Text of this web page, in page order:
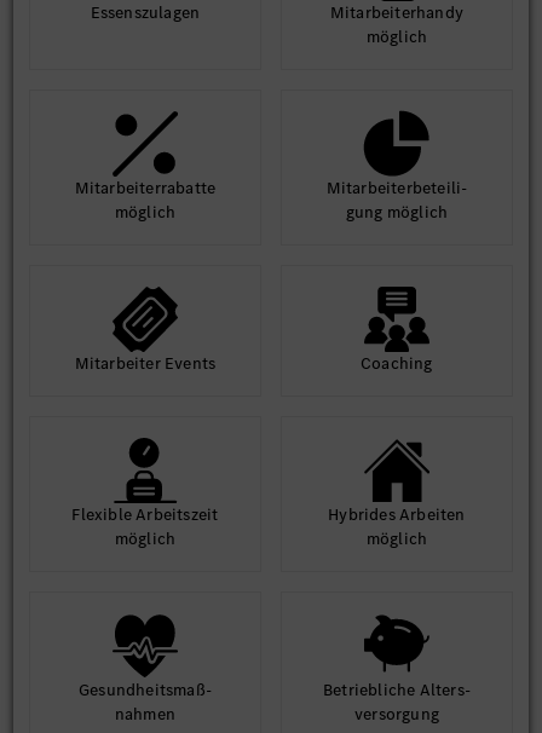
Essens­zulagen
Mit­arbeiter­handy
möglich
Mit­arbeiter­rabatte
möglich
Mit­arbeiter­beteili­
gung möglich
Mit­arbeiter Events Coaching
Flexible Arbeits­zeit
möglich
Hybrides Arbeiten
möglich
Gesund­heits­maß­
nahmen
Betrieb­liche Alters­
ver­sorgung